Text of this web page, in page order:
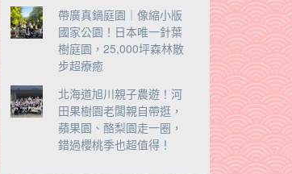
帶廣真鍋庭園｜像縮小版
國家公園！日本唯一針葉
樹庭園，25,000坪森林散
步超療癒
北海道旭川親子農遊！河
田果樹園老闆親自帶逛，
蘋果園、酪梨園走一圈，
錯過櫻桃季也超值得！